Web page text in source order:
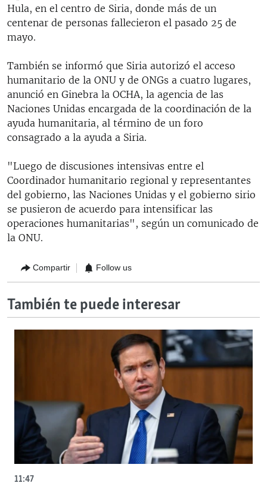
Hula, en el centro de Siria, donde más de un
centenar de personas fallecieron el pasado 25 de
mayo.
También se informó que Siria autorizó el acceso
humanitario de la ONU y de ONGs a cuatro lugares,
anunció en Ginebra la OCHA, la agencia de las
Naciones Unidas encargada de la coordinación de la
ayuda humanitaria, al término de un foro
consagrado a la ayuda a Siria.
"Luego de discusiones intensivas entre el
Coordinador humanitario regional y representantes
del gobierno, las Naciones Unidas y el gobierno sirio
se pusieron de acuerdo para intensificar las
operaciones humanitarias", según un comunicado de
la ONU.
Compartir Follow us
También te puede interesar
11:47